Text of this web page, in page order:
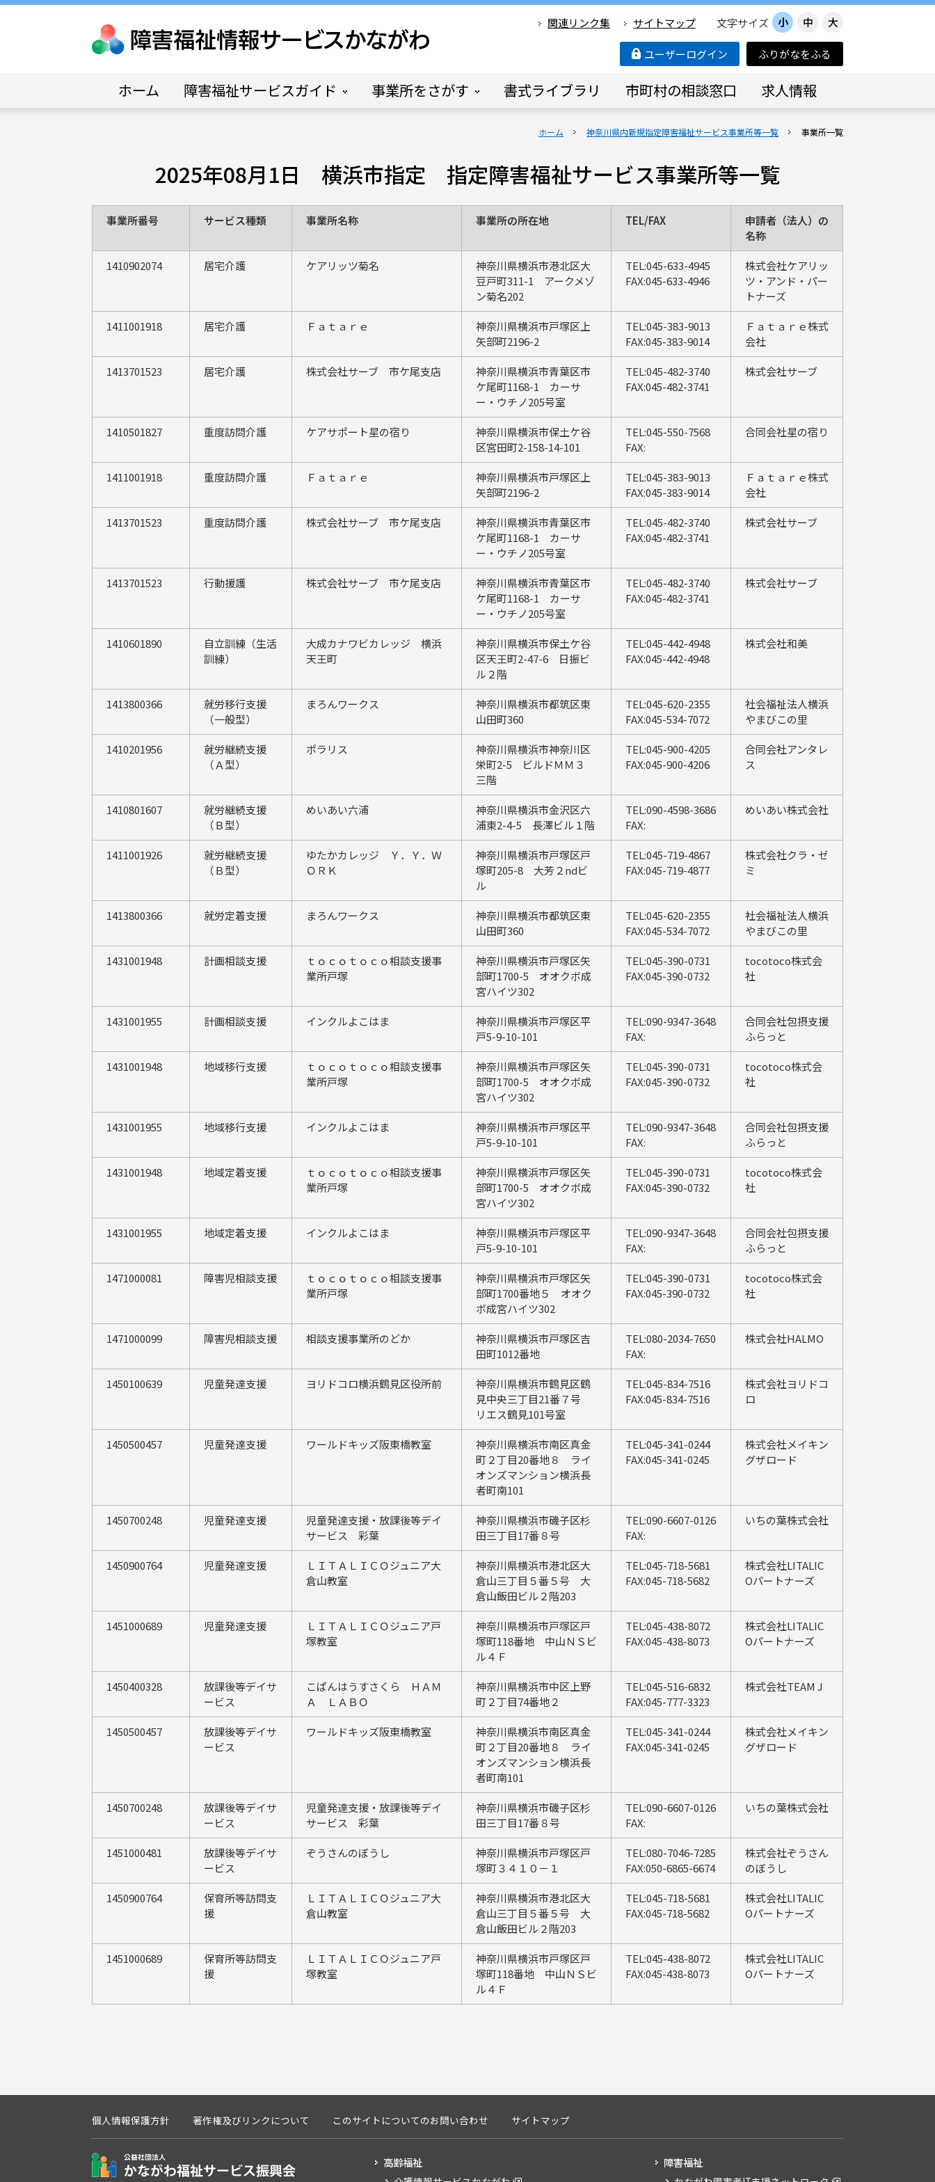
関連リンク集 サイトマップ 文字サイズ 小 中 大
ユーザーログイン ふりがなをふる
ホーム 障害福祉サービスガイド 事業所をさがす 書式ライブラリ 市町村の相談窓口 求人情報
ホーム 神奈川県内新規指定障害福祉サービス事業所等一覧 事業所一覧
2025年08月1日 横浜市指定 指定障害福祉サービス事業所等一覧
事業所番号 サービス種類 事業所名称 事業所の所在地 TEL/FAX
申請者（法人）の
名称
1410902074 居宅介護 ケアリッツ菊名
神奈川県横浜市港北区大
豆戸町311-1 アークメゾ
ン菊名202
TEL:045-633-4945
FAX:045-633-4946
株式会社ケアリッ
ツ・アンド・パー
トナーズ
1411001918 居宅介護 Ｆａｔａｒｅ
神奈川県横浜市戸塚区上
矢部町2196-2
TEL:045-383-9013
FAX:045-383-9014
Ｆａｔａｒｅ株式
会社
1413701523 居宅介護 株式会社サーブ 市ケ尾支店
神奈川県横浜市青葉区市
ケ尾町1168-1 カーサ
ー・ウチノ205号室
TEL:045-482-3740
FAX:045-482-3741
株式会社サーブ
1410501827 重度訪問介護 ケアサポート星の宿り
神奈川県横浜市保土ケ谷
区宮田町2-158-14-101
TEL:045-550-7568
FAX:
合同会社星の宿り
1411001918 重度訪問介護 Ｆａｔａｒｅ
神奈川県横浜市戸塚区上
矢部町2196-2
TEL:045-383-9013
FAX:045-383-9014
Ｆａｔａｒｅ株式
会社
1413701523 重度訪問介護 株式会社サーブ 市ケ尾支店
神奈川県横浜市青葉区市
ケ尾町1168-1 カーサ
ー・ウチノ205号室
TEL:045-482-3740
FAX:045-482-3741
株式会社サーブ
1413701523 行動援護 株式会社サーブ 市ケ尾支店
神奈川県横浜市青葉区市
ケ尾町1168-1 カーサ
ー・ウチノ205号室
TEL:045-482-3740
FAX:045-482-3741
株式会社サーブ
1410601890
自立訓練（生活
訓練）
大成カナワビカレッジ 横浜
天王町
神奈川県横浜市保土ケ谷
区天王町2-47-6 日振ビ
ル２階
TEL:045-442-4948
FAX:045-442-4948
株式会社和美
1413800366
就労移行支援
（一般型）
まろんワークス
神奈川県横浜市都筑区東
山田町360
TEL:045-620-2355
FAX:045-534-7072
社会福祉法人横浜
やまびこの里
1410201956
就労継続支援
（Ａ型）
ポラリス
神奈川県横浜市神奈川区
栄町2-5 ビルドＭＭ３
三階
TEL:045-900-4205
FAX:045-900-4206
合同会社アンタレ
ス
1410801607
就労継続支援
（Ｂ型）
めいあい六浦
神奈川県横浜市金沢区六
浦東2-4-5 長澤ビル１階
TEL:090-4598-3686
FAX:
めいあい株式会社
1411001926
就労継続支援
（Ｂ型）
ゆたかカレッジ Ｙ．Ｙ．Ｗ
ＯＲＫ
神奈川県横浜市戸塚区戸
塚町205-8 大芳２ndビ
ル
TEL:045-719-4867
FAX:045-719-4877
株式会社クラ・ゼ
ミ
1413800366 就労定着支援 まろんワークス
神奈川県横浜市都筑区東
山田町360
TEL:045-620-2355
FAX:045-534-7072
社会福祉法人横浜
やまびこの里
1431001948 計画相談支援
ｔｏｃｏｔｏｃｏ相談支援事
業所戸塚
神奈川県横浜市戸塚区矢
部町1700-5 オオクボ成
宮ハイツ302
TEL:045-390-0731
FAX:045-390-0732
tocotoco株式会
社
1431001955 計画相談支援 インクルよこはま
神奈川県横浜市戸塚区平
戸5-9-10-101
TEL:090-9347-3648
FAX:
合同会社包摂支援
ふらっと
1431001948 地域移行支援
ｔｏｃｏｔｏｃｏ相談支援事
業所戸塚
神奈川県横浜市戸塚区矢
部町1700-5 オオクボ成
宮ハイツ302
TEL:045-390-0731
FAX:045-390-0732
tocotoco株式会
社
1431001955 地域移行支援 インクルよこはま
神奈川県横浜市戸塚区平
戸5-9-10-101
TEL:090-9347-3648
FAX:
合同会社包摂支援
ふらっと
1431001948 地域定着支援
ｔｏｃｏｔｏｃｏ相談支援事
業所戸塚
神奈川県横浜市戸塚区矢
部町1700-5 オオクボ成
宮ハイツ302
TEL:045-390-0731
FAX:045-390-0732
tocotoco株式会
社
1431001955 地域定着支援 インクルよこはま
神奈川県横浜市戸塚区平
戸5-9-10-101
TEL:090-9347-3648
FAX:
合同会社包摂支援
ふらっと
1471000081 障害児相談支援
ｔｏｃｏｔｏｃｏ相談支援事
業所戸塚
神奈川県横浜市戸塚区矢
部町1700番地５ オオク
ボ成宮ハイツ302
TEL:045-390-0731
FAX:045-390-0732
tocotoco株式会
社
1471000099 障害児相談支援 相談支援事業所のどか
神奈川県横浜市戸塚区吉
田町1012番地
TEL:080-2034-7650
FAX:
株式会社HALMO
1450100639 児童発達支援 ヨリドコロ横浜鶴見区役所前
神奈川県横浜市鶴見区鶴
見中央三丁目21番７号
リエス鶴見101号室
TEL:045-834-7516
FAX:045-834-7516
株式会社ヨリドコ
ロ
1450500457 児童発達支援 ワールドキッズ阪東橋教室
神奈川県横浜市南区真金
町２丁目20番地８ ライ
オンズマンション横浜長
者町南101
TEL:045-341-0244
FAX:045-341-0245
株式会社メイキン
グザロード
1450700248 児童発達支援
児童発達支援・放課後等デイ
サービス 彩葉
神奈川県横浜市磯子区杉
田三丁目17番８号
TEL:090-6607-0126
FAX:
いちの葉株式会社
1450900764 児童発達支援
ＬＩＴＡＬＩＣＯジュニア大
倉山教室
神奈川県横浜市港北区大
倉山三丁目５番５号 大
倉山飯田ビル２階203
TEL:045-718-5681
FAX:045-718-5682
株式会社LITALIC
Oパートナーズ
1451000689 児童発達支援
ＬＩＴＡＬＩＣＯジュニア戸
塚教室
神奈川県横浜市戸塚区戸
塚町118番地 中山ＮＳビ
ル４Ｆ
TEL:045-438-8072
FAX:045-438-8073
株式会社LITALIC
Oパートナーズ
1450400328
放課後等デイサ
ービス
こぱんはうすさくら ＨＡＭ
Ａ ＬＡＢＯ
神奈川県横浜市中区上野
町２丁目74番地２
TEL:045-516-6832
FAX:045-777-3323
株式会社TEAM J
1450500457
放課後等デイサ
ービス
ワールドキッズ阪東橋教室
神奈川県横浜市南区真金
町２丁目20番地８ ライ
オンズマンション横浜長
者町南101
TEL:045-341-0244
FAX:045-341-0245
株式会社メイキン
グザロード
1450700248
放課後等デイサ
ービス
児童発達支援・放課後等デイ
サービス 彩葉
神奈川県横浜市磯子区杉
田三丁目17番８号
TEL:090-6607-0126
FAX:
いちの葉株式会社
1451000481
放課後等デイサ
ービス
ぞうさんのぼうし
神奈川県横浜市戸塚区戸
塚町３４１０－１
TEL:080-7046-7285
FAX:050-6865-6674
株式会社ぞうさん
のぼうし
1450900764
保育所等訪問支
援
ＬＩＴＡＬＩＣＯジュニア大
倉山教室
神奈川県横浜市港北区大
倉山三丁目５番５号 大
倉山飯田ビル２階203
TEL:045-718-5681
FAX:045-718-5682
株式会社LITALIC
Oパートナーズ
1451000689
保育所等訪問支
援
ＬＩＴＡＬＩＣＯジュニア戸
塚教室
神奈川県横浜市戸塚区戸
塚町118番地 中山ＮＳビ
ル４Ｆ
TEL:045-438-8072
FAX:045-438-8073
株式会社LITALIC
Oパートナーズ
個人情報保護方針 著作権及びリンクについて このサイトについてのお問い合わせ サイトマップ
高齢福祉 障害福祉